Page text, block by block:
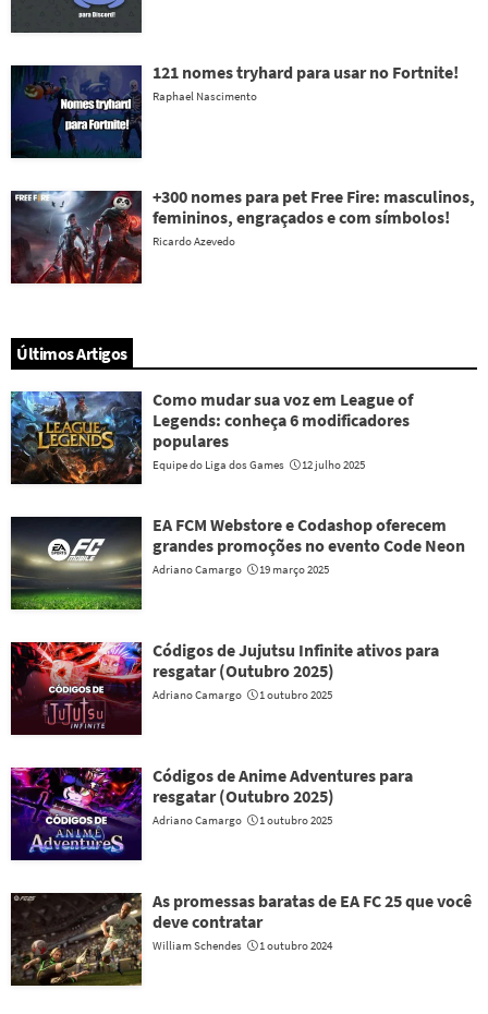
121 nomes tryhard para usar no Fortnite!
Raphael Nascimento
+300 nomes para pet Free Fire: masculinos,
femininos, engraçados e com símbolos!
Ricardo Azevedo
Últimos Artigos
Como mudar sua voz em League of
Legends: conheça 6 modificadores
populares
Equipe do Liga dos Games 12 julho 2025
EA FCM Webstore e Codashop oferecem
grandes promoções no evento Code Neon
Adriano Camargo 19 março 2025
Códigos de Jujutsu Infinite ativos para
resgatar (Outubro 2025)
Adriano Camargo 1 outubro 2025
Códigos de Anime Adventures para
resgatar (Outubro 2025)
Adriano Camargo 1 outubro 2025
As promessas baratas de EA FC 25 que você
deve contratar
William Schendes 1 outubro 2024